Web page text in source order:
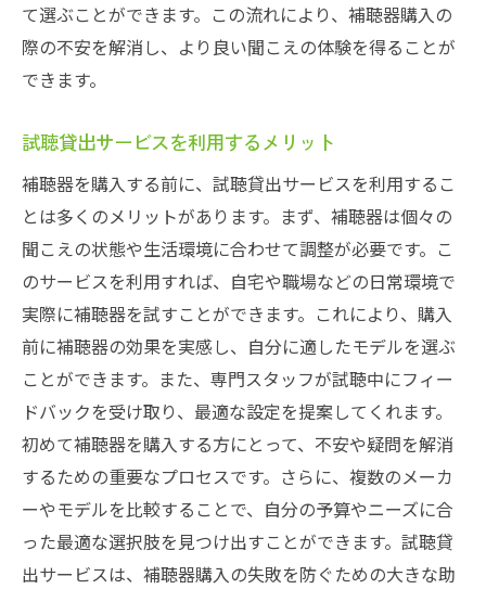
て選ぶことができます。この流れにより、補聴器購入の
際の不安を解消し、より良い聞こえの体験を得ることが
できます。
試聴貸出サービスを利用するメリット
補聴器を購入する前に、試聴貸出サービスを利用するこ
とは多くのメリットがあります。まず、補聴器は個々の
聞こえの状態や生活環境に合わせて調整が必要です。こ
のサービスを利用すれば、自宅や職場などの日常環境で
実際に補聴器を試すことができます。これにより、購入
前に補聴器の効果を実感し、自分に適したモデルを選ぶ
ことができます。また、専門スタッフが試聴中にフィー
ドバックを受け取り、最適な設定を提案してくれます。
初めて補聴器を購入する方にとって、不安や疑問を解消
するための重要なプロセスです。さらに、複数のメーカ
ーやモデルを比較することで、自分の予算やニーズに合
った最適な選択肢を見つけ出すことができます。試聴貸
出サービスは、補聴器購入の失敗を防ぐための大きな助